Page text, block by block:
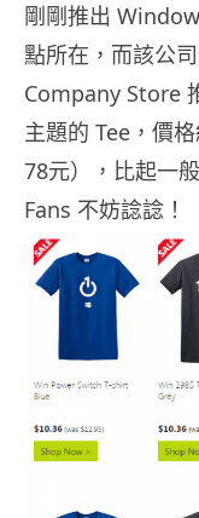
剛剛推出
點所在，而該公
Company Store
主題的 Tee，價
78元），比起一
Fans 不妨諗諗！